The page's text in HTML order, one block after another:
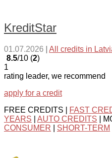
KreditStar
01.07.2026 All credits in
8.5/10 (2)
1
rating leader, we recommend
apply for a credit
FREE CREDITS |
FAST
YEARS
AUTO CREDITS |
CONSUMER
SHORT-TERM